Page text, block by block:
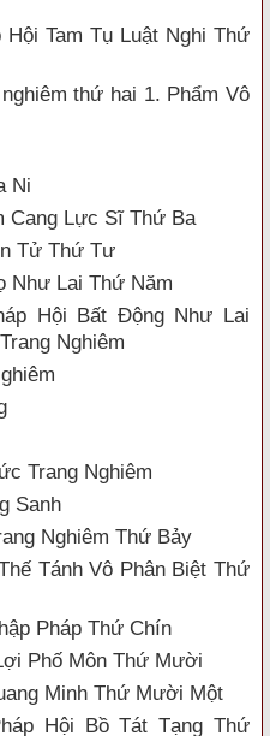
Tam Tụ Luật Nghi Thứ
thứ hai 1. Phẩm Vô
Ni
Cang Lực Sĩ Thứ Ba
Tử Thứ Tư
Như Lai Thứ Năm
Hội Bất Động Như Lai
Nghiêm
Trang Nghiêm
Sanh
Nghiêm Thứ Bảy
Tánh Vô Phân Biệt Thứ
Pháp Thứ Chín
Phố Môn Thứ Mười
Minh Thứ Mười Một
Hội Bồ Tát Tạng Thứ